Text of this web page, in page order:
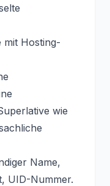
mit Hosting-
wie
Name,
UID-Nummer.